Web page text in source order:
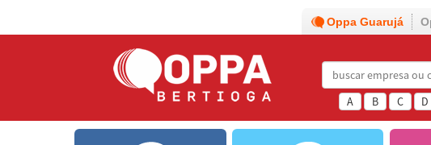
Oppa Guarujá
A B C D